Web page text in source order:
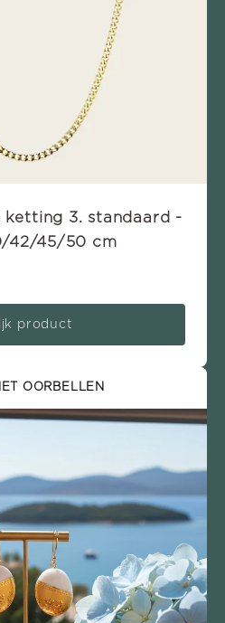
ketting 3. standaard -
42/45/50 cm
product
OORBELLEN